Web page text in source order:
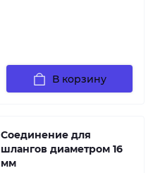
В корзину
Соединение для
шлангов диаметром 16
мм